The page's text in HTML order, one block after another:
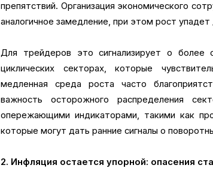
препятствий. Организация экономического
аналогичное замедление, при этом рост упадет
Для трейдеров это сигнализирует о
циклических секторах, которые
медленная среда роста часто
важность осторожного распределения
опережающими индикаторами, такими как
которые могут дать ранние сигналы о
2. Инфляция остается упорной: опасения